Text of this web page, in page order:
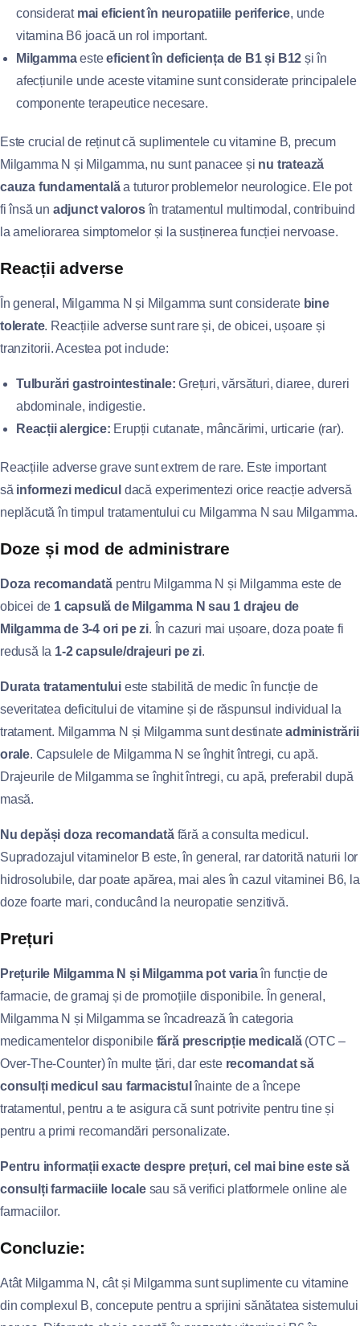
considerat mai eficient în neuropatiile periferice, unde
vitamina B6 joacă un rol important.
Milgammaesteeficient în deficiența de B1 și B12 și în
afecțiunile unde aceste vitamine sunt considerate principalele
componente terapeutice necesare.
Este crucial de reținut că suplimentele cu vitamine B, precum
Milgamma N și Milgamma, nu sunt panacee și nu tratează
cauza fundamentalăa tuturor problemelor neurologice. Ele pot
fi însă un adjunct valorosîn tratamentul multimodal, contribuind
la ameliorarea simptomelor și la susținerea funcției nervoase.
Reacții adverse
În general, Milgamma N și Milgamma sunt considerate bine
tolerate. Reacțiile adverse sunt rare și, de obicei, ușoare și
tranzitorii. Acestea pot include:
Tulburări gastrointestinale: Grețuri, vărsături, diaree, dureri
abdominale, indigestie.
Reacții alergice: Erupții cutanate, mâncărimi, urticarie (rar).
Reacțiile adverse grave sunt extrem de rare. Este important
să informezi medicul dacă experimentezi orice reacție adversă
neplăcută în timpul tratamentului cu Milgamma N sau Milgamma.
Doze și mod de administrare
Doza recomandatăpentru Milgamma N și Milgamma este de
obicei de 1 capsulă de Milgamma N sau 1 drajeu de
Milgamma de 3-4 ori pe zi. În cazuri mai ușoare, doza poate fi
redusă la 1-2 capsule/drajeuri pe zi.
Durata tratamentului este stabilită de medic în funcție de
severitatea deficitului de vitamine și de răspunsul individual la
tratament. Milgamma N și Milgamma sunt destinateadministrării
orale. Capsulele de Milgamma N se înghit întregi, cu apă.
Drajeurile de Milgamma se înghit întregi, cu apă, preferabil după
masă.
Nu depăși doza recomandatăfără a consulta medicul.
Supradozajul vitaminelor B este, în general, rar datorită naturii lor
hidrosolubile, dar poate apărea, mai ales în cazul vitaminei B6, la
doze foarte mari, conducând la neuropatie senzitivă.
Prețuri
Prețurile Milgamma N și Milgamma pot variaîn funcție de
farmacie, de gramaj și de promoțiile disponibile. În general,
Milgamma N și Milgamma se încadrează în categoria
medicamentelor disponibile fără prescripție medicală(OTC –
Over-The-Counter) în multe țări, dar este recomandat să
consulți medicul sau farmacistul înainte de a începe
tratamentul, pentru a te asigura că sunt potrivite pentru tine și
pentru a primi recomandări personalizate.
Pentru informații exacte despre prețuri, cel mai bine este să
consulți farmaciile localesau să verifici platformele online ale
farmaciilor.
Concluzie:
Atât Milgamma N, cât și Milgamma sunt suplimente cu vitamine
din complexul B, concepute pentru a sprijini sănătatea sistemului